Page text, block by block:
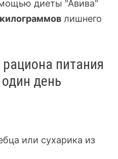
диеты "Авива"
килограммовлишнего
питания
день
или сухарика из